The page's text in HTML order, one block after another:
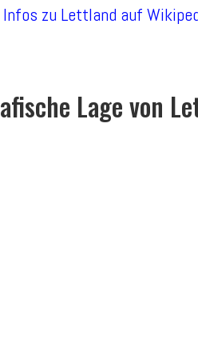
Infos zu Lettland auf
Lage von